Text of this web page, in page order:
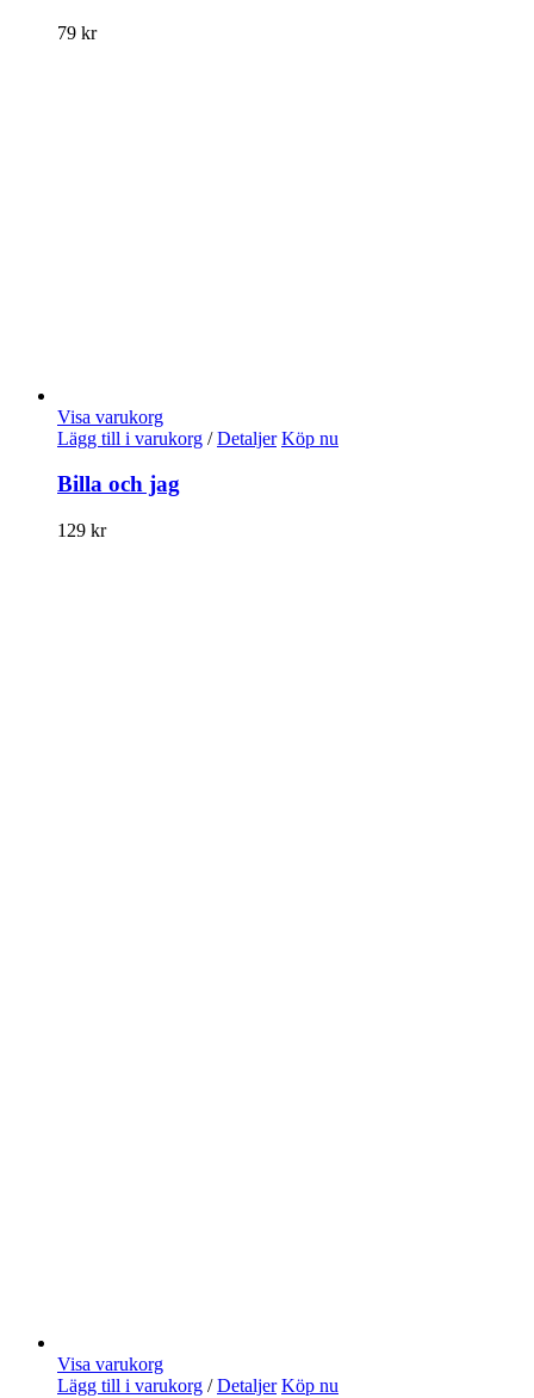
79 kr
Visa varukorg
Lägg till i varukorg / Detaljer Köp nu
Billa och jag
129 kr
Visa varukorg
Lägg till i varukorg / Detaljer Köp nu